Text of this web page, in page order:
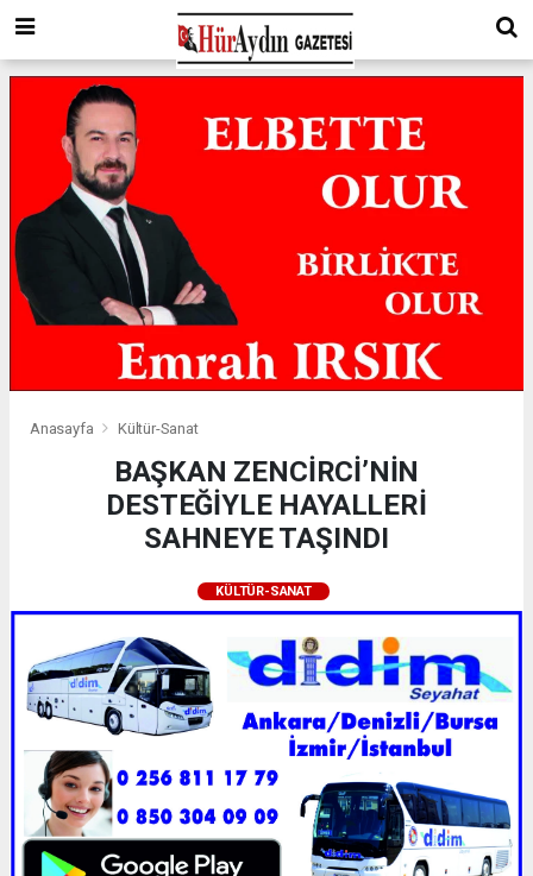
Anasayfa Kültür-Sanat
BAŞKAN ZENCİRCİ’NİN
DESTEĞİYLE HAYALLERİ
SAHNEYE TAŞINDI
KÜLTÜR-SANAT